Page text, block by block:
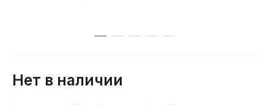
Нет в наличии